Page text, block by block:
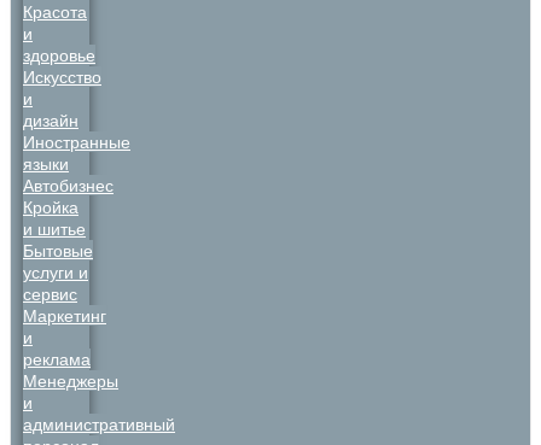
Красота
и
здоровье
Искусство
и
дизайн
Иностранные
языки
Автобизнес
Кройка
и шитье
Бытовые
услуги и
сервис
Маркетинг
и
реклама
Менеджеры
и
административный